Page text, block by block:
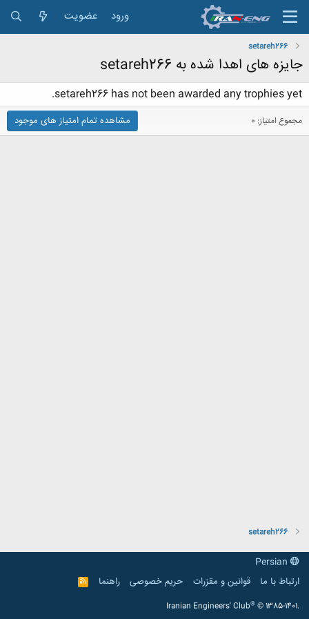
ورود عضویت
setareh266
جایزه های اهدا شده به setareh266
setareh266 has not been awarded any trophies yet.
مجموع امتیاز: 0 مشاهده تمام امتیاز های موجود
setareh266
ارتباط با ما
قوانین و مقرّرات حریم خصوصی راهنما
R
S
Iranian Engineers' Club® © 1385-1401.